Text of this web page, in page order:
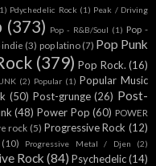
Pdychedelic Rock (1) Peak / Driving
(373) Pop - R&B/Soul (1) Pop -
indie (3) pop latino (7) Pop Punk
(379) Pop Rock. (16)
(2) Popular (1) Popular Music
(50) Post-grunge (26) Post-
(48) Power Pop (60) POWER
rock (5) Progressive Rock (12)
(10) Progressive Metal / Djen (2)
Rock (84) Psychedelic(14)